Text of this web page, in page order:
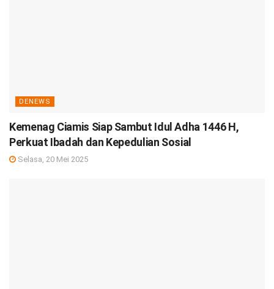
DENEWS
Kemenag Ciamis Siap Sambut Idul Adha 1446 H,
Perkuat Ibadah dan Kepedulian Sosial
Selasa, 20 Mei 2025